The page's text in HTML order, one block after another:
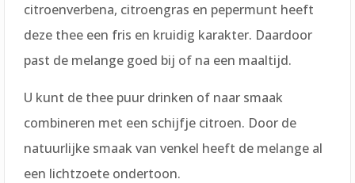
citroenverbena, citroengras en pepermunt heeft
deze thee een fris en kruidig karakter. Daardoor
past de melange goed bij of na een maaltijd.
U kunt de thee puur drinken of naar smaak
combineren met een schijfje citroen. Door de
natuurlijke smaak van venkel heeft de melange al
een lichtzoete ondertoon.